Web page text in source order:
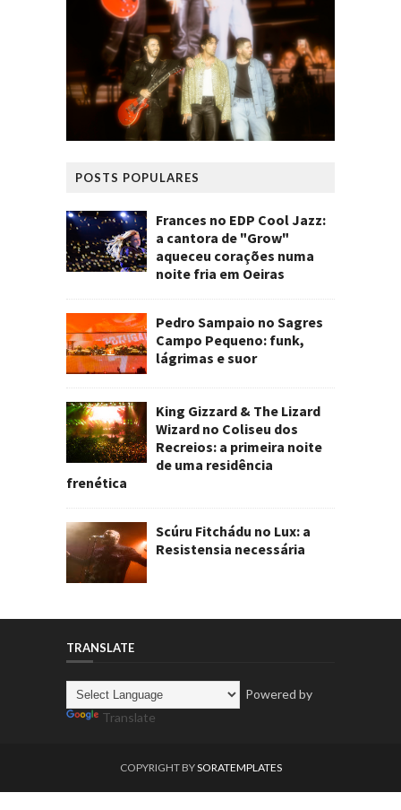
POSTS POPULARES
Frances no EDP Cool Jazz:
a cantora de "Grow"
aqueceu corações numa
noite fria em Oeiras
Pedro Sampaio no Sagres
Campo Pequeno: funk,
lágrimas e suor
King Gizzard & The Lizard
Wizard no Coliseu dos
Recreios: a primeira noite
de uma residência
frenética
Scúru Fitchádu no Lux: a
Resistensia necessária
TRANSLATE
Powered by
Translate
COPYRIGHT BYSORATEMPLATES